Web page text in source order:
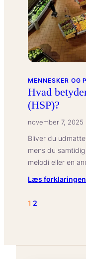
MENNESKER OG
Hvad
(HSP)?
november 7, 2025
Bliver du
mens du
melodi eller en
Læs forklaringen
1 2